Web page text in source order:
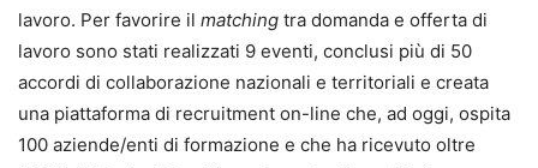
lavoro. Per favorire il matching tra domanda e offerta di
lavoro sono stati realizzati 9 eventi, conclusi più di 50
accordi di collaborazione nazionali e territoriali e creata
una piattaforma di recruitment on-line che, ad oggi, ospita
100 aziende/enti di formazione e che ha ricevuto oltre